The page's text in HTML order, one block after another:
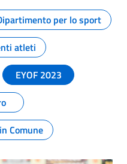
per lo sport
atleti
EYOF 2023
Comune